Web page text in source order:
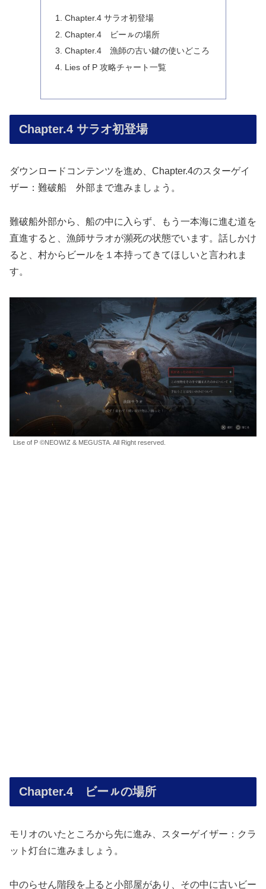
Chapter.4 サラオ初登場
Chapter.4 ビーㇽの場所
Chapter.4 漁師の古い鍵の使いどころ
Lies of P 攻略チャート一覧
Chapter.4 サラオ初登場
ダウンロードコンテンツを進め、Chapter.4のスターゲイ
ザー：難破船 外部まで進みましょう。
難破船外部から、船の中に入らず、もう一本海に進む道を
直進すると、漁師サラオが瀕死の状態でいます。話しかけ
ると、村からビールを１本持ってきてほしいと言われま
す。
Lise of P ©NEOWIZ & MEGUSTA. All Right reserved.
Chapter.4 ビーㇽの場所
モリオのいたところから先に進み、スターゲイザー：クラ
ット灯台に進みましょう。
中のらせん階段を上ると小部屋があり、その中に古いビー